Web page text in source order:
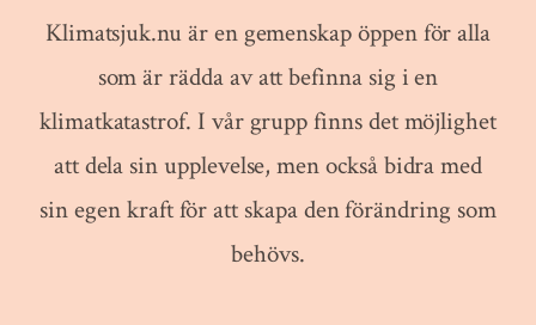
Klimatsjuk.nu är en gemenskap öppen för alla
som är rädda av att befinna sig i en
klimatkatastrof. I vår grupp finns det möjlighet
att dela sin upplevelse, men också bidra med
sin egen kraft för att skapa den förändring som
behövs.